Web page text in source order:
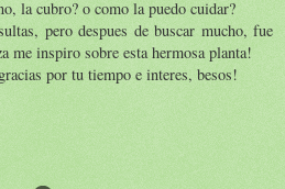
la cubro? o como la puedo cuidar?
pero despues de buscar mucho, fue
me inspiro sobre esta hermosa planta!
por tu tiempo e interes, besos!